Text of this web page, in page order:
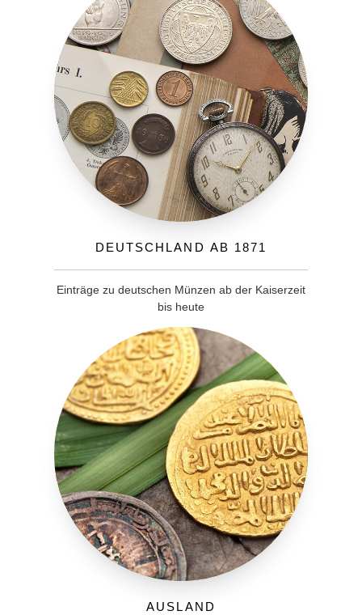
Deutschland ab 1871
Einträge zu deutschen Münzen ab der Kaiserzeit
bis heute
Ausland